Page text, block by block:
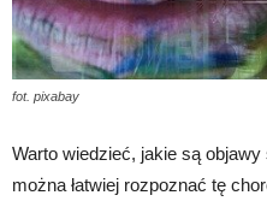
fot. pixabay
Warto wiedzieć, jakie są
można łatwiej rozpoznać tę